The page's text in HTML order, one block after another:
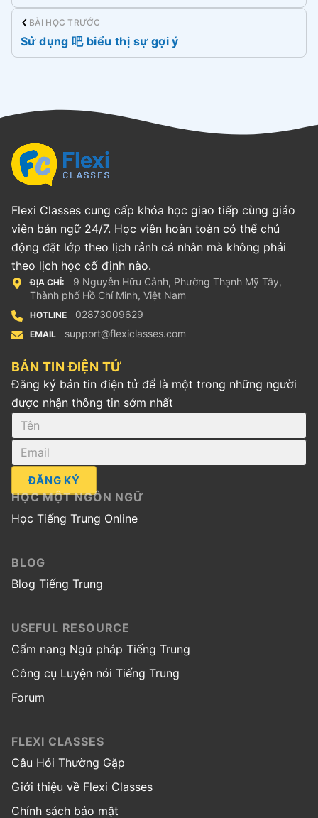
BÀI HỌC TRƯỚC
Sử dụng 吧 biểu thị sự gợi ý
Flexi Classes cung cấp khóa học giao tiếp cùng giáo
viên bản ngữ 24/7. Học viên hoàn toàn có thể chủ
động đặt lớp theo lịch rảnh cá nhân mà không phải
theo lịch học cố định nào.
ĐỊA CHỈ:
9 Nguyễn Hữu Cảnh, Phường Thạnh Mỹ Tây,
Thành phố Hồ Chí Minh, Việt Nam
HOTLINE 02873009629
EMAIL support@flexiclasses.com
BẢN TIN ĐIỆN TỬ
Đăng ký bản tin điện tử để là một trong những người
được nhận thông tin sớm nhất
ĐĂNG KÝ
HỌC MỘT NGÔN NGỮ
Học Tiếng Trung Online
BLOG
Blog Tiếng Trung
USEFUL RESOURCE
Cẩm nang Ngữ pháp Tiếng Trung
Công cụ Luyện nói Tiếng Trung
Forum
FLEXI CLASSES
Câu Hỏi Thường Gặp
Giới thiệu về Flexi Classes
Chính sách bảo mật